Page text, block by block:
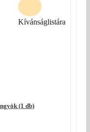
(1 db)
Kívánságlistára